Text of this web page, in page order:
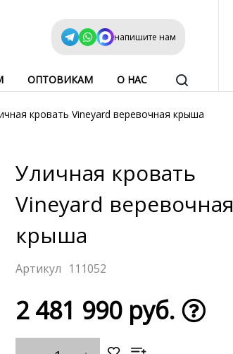
напишите нам
ОПТОВИКАМ О НАС
кровать Vineyard веревочная крыша
Уличная кровать
Vineyard веревочная
крыша
111052
2 481 990 руб.